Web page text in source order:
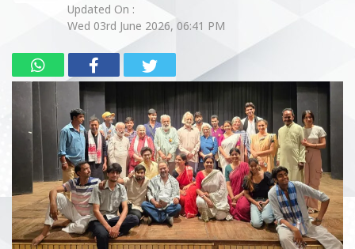
Updated On :
Wed 03rd June 2026, 06:41 PM